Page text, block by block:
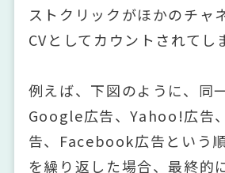
ストクリックがほかのチャ
CVとしてカウントされてし
例えば、下図のように、同
Google広告、Yahoo!広告
告、Facebook広告という
を繰り返した場合、最終的